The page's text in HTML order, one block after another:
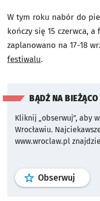
W tym roku nabór do
kończy się 15 czerwca, a
zaplanowano na 17-18
festiwalu.
BĄDŹ NA
Kliknij „obserwuj”, aby
Wrocławiu.
www.wroclaw.pl
Obserwuj profil